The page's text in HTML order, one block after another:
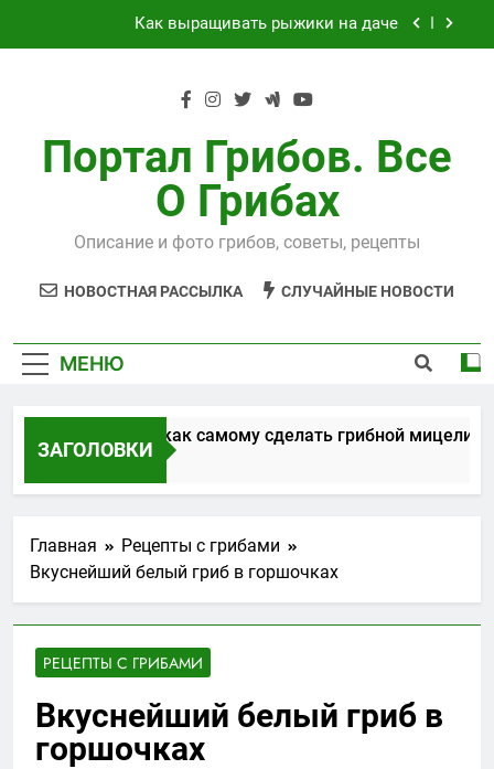
Как выращивать рыжики на даче
мицелий
Технология выращивания подосиновиков
Как выращивать рыжики на даче
Портал Грибов. Все
О Грибах
Описание и фото грибов, советы, рецепты
НОВОСТНАЯ РАССЫЛКА СЛУЧАЙНЫЕ НОВОСТИ
МЕНЮ
ЗАГОЛОВКИ
Способы, как самому сделать грибной мицелий
5 Лет Спустя
Главная
Рецепты с грибами
Вкуснейший белый гриб в горшочках
РЕЦЕПТЫ С ГРИБАМИ
Вкуснейший белый гриб в
горшочках